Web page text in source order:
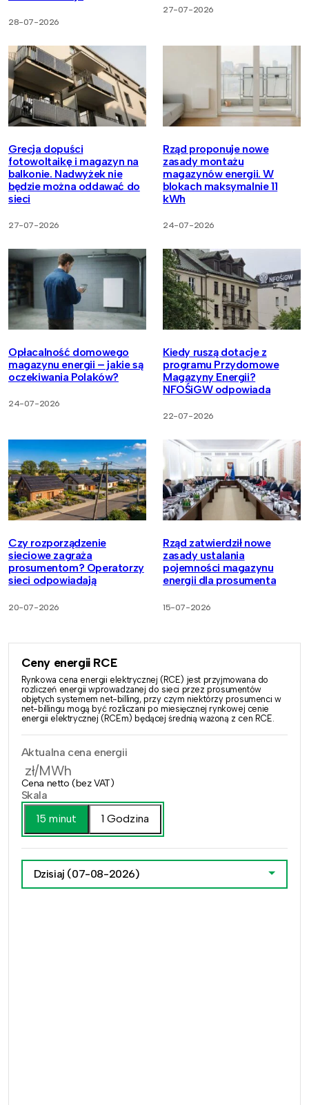
28-07-2026
27-07-2026
Grecja dopuści
fotowoltaikę i magazyn na
balkonie. Nadwyżek nie
będzie można oddawać do
sieci
27-07-2026
Rząd proponuje nowe
zasady montażu
magazynów energii. W
blokach maksymalnie 11
kWh
24-07-2026
Opłacalność domowego
magazynu energii – jakie są
oczekiwania Polaków?
24-07-2026
Kiedy ruszą dotacje z
programu Przydomowe
Magazyny Energii?
NFOŚiGW odpowiada
22-07-2026
Czy rozporządzenie
sieciowe zagraża
prosumentom? Operatorzy
sieci odpowiadają
20-07-2026
Rząd zatwierdził nowe
zasady ustalania
pojemności magazynu
energii dla prosumenta
15-07-2026
Ceny energii RCE
Rynkowa cena energii elektrycznej (RCE) jest przyjmowana do
rozliczeń energii wprowadzanej do sieci przez prosumentów
objętych systemem net-billing, przy czym niektórzy prosumenci w
net-billingu mogą być rozliczani po miesięcznej rynkowej cenie
energii elektrycznej (RCEm) będącej średnią ważoną z cen RCE.
Aktualna cena energii
zł/MWh
Cena netto (bez VAT)
Skala
15 minut
1 Godzina
Dzisiaj (07-08-2026)